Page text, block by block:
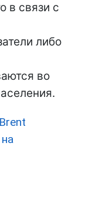
в связи с
либо
во